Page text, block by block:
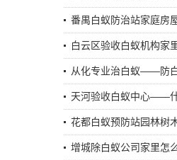
番禺白蚁防治站家庭房
白云区验收白蚁机构家
从化专业治白蚁——防
天河验收白蚁中心——什
花都白蚁预防站园林树
增城除白蚁公司家里怎